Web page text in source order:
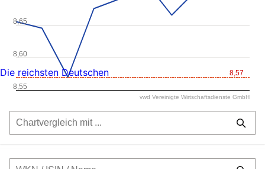
8,57
8,55
8,60
8,65
vwd Vereinigte Wirtschaftsdienste GmbH
Die reichsten Deutschen